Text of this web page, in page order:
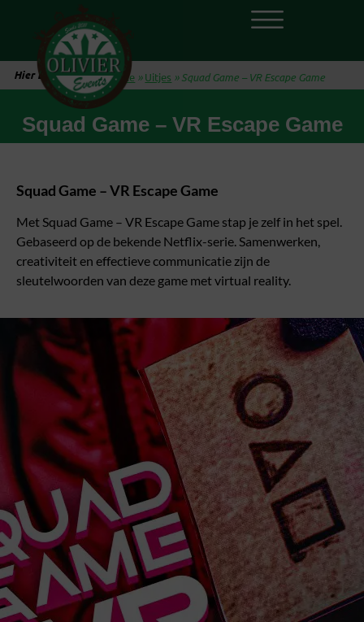
Hier ben je: Home »Uitjes »Squad Game – VR Escape Game
Squad Game – VR Escape Game
Squad Game – VR Escape Game
Met Squad Game – VR Escape Game stap je zelf in het spel.
Gebaseerd op de bekende Netflix-serie. Samenwerken,
creativiteit en effectieve communicatie zijn de
sleutelwoorden van deze game met virtual reality.